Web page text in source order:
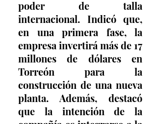
poder de talla
internacional. Indicó que,
en una primera fase, la
empresa invertirá más de 17
millones de dólares en
Torreón para la
construcción de una nueva
planta. Además, destacó
que la intención de la